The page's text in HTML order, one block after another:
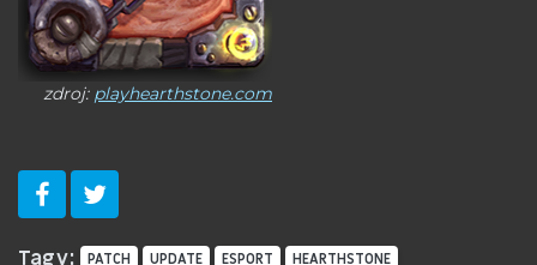
zdroj: playhearthstone.com
Tagy: PATCH UPDATE ESPORT HEARTHSTONE